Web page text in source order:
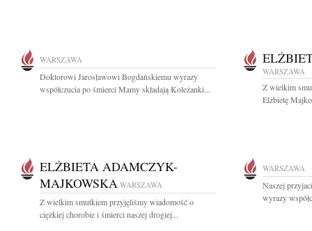
WARSZAWA
Doktorowi Jarosławowi Bogdańskiemu wyrazy
współczucia po śmierci Mamy składają Koleżanki...
WARSZAWA
Z wielkim
Elżbietę
ELŻBIETA ADAMCZYK-
MAJKOWSKA WARSZAWA
Z wielkim smutkiem przyjęliśmy wiadomość o
ciężkiej chorobie i śmierci naszej drogiej...
WARSZAWA
Naszej
wyrazy